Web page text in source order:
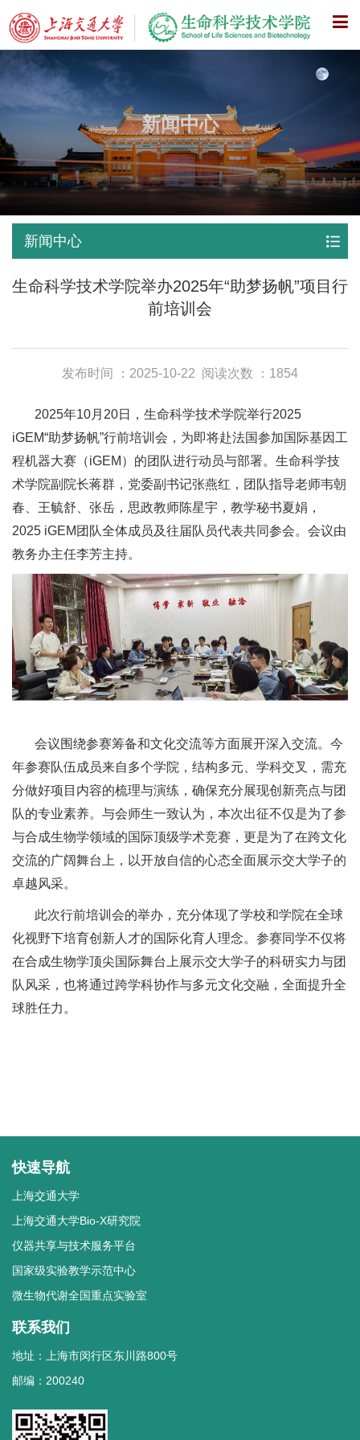
X
新闻中心
新闻中心
生命科学技术学院举办2025年“助梦扬帆”项目行
前培训会
发布时间 ：2025-10-22 阅读次数 ：1854
2025年10月20日，生命科学技术学院举行2025
iGEM“助梦扬帆”行前培训会，为即将赴法国参加国际基因工
程机器大赛（iGEM）的团队进行动员与部署。生命科学技
术学院副院长蒋群，党委副书记张燕红，团队指导老师韦朝
春、王毓舒、张岳，思政教师陈星宇，教学秘书夏娟，
2025 iGEM团队全体成员及往届队员代表共同参会。会议由
教务办主任李芳主持。
会议围绕参赛筹备和文化交流等方面展开深入交流。今
年参赛队伍成员来自多个学院，结构多元、学科交叉，需充
分做好项目内容的梳理与演练，确保充分展现创新亮点与团
队的专业素养。与会师生一致认为，本次出征不仅是为了参
与合成生物学领域的国际顶级学术竞赛，更是为了在跨文化
交流的广阔舞台上，以开放自信的心态全面展示交大学子的
卓越风采。
此次行前培训会的举办，充分体现了学校和学院在全球
化视野下培育创新人才的国际化育人理念。参赛同学不仅将
在合成生物学顶尖国际舞台上展示交大学子的科研实力与团
队风采，也将通过跨学科协作与多元文化交融，全面提升全
球胜任力。
快速导航
上海交通大学
上海交通大学Bio-X研究院
仪器共享与技术服务平台
国家级实验教学示范中心
微生物代谢全国重点实验室
联系我们
地址：上海市闵行区东川路800号
邮编：200240